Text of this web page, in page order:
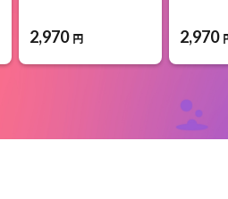
2,970 円 2,970